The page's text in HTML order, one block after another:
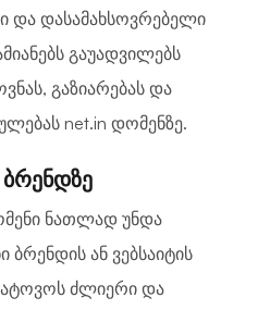
და დასამახსოვრებელი
გაუადვილებს
გაზიარებას და
net.in დომენზე.
ბრენდზე
ნათლად უნდა
ბრენდის ან ვებსაიტის
ძლიერი და